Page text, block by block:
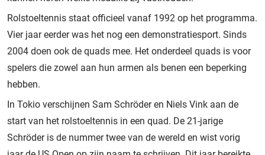
Rolstoeltennis staat officieel vanaf 1992 op het programma.
Vier jaar eerder was het nog een demonstratiesport. Sinds
2004 doen ook de quads mee. Het onderdeel quads is voor
spelers die zowel aan hun armen als benen een beperking
hebben.
In Tokio verschijnen Sam Schröder en Niels Vink aan de
start van het rolstoeltennis in een quad. De 21-jarige
Schröder is de nummer twee van de wereld en wist vorig